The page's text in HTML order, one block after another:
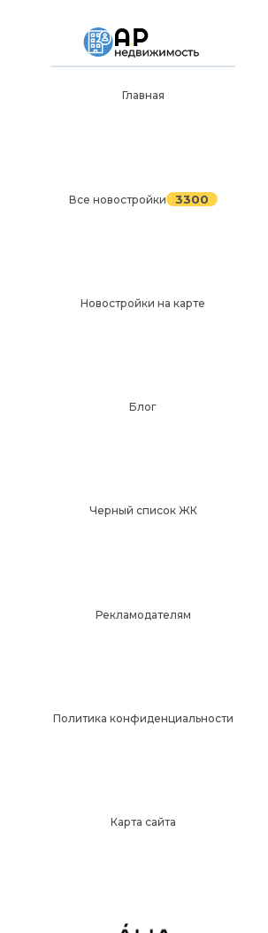
Главная
Все новостройки 3300
Новостройки на карте
Блог
Черный список ЖК
Рекламодателям
Политика конфиденциальности
Карта сайта